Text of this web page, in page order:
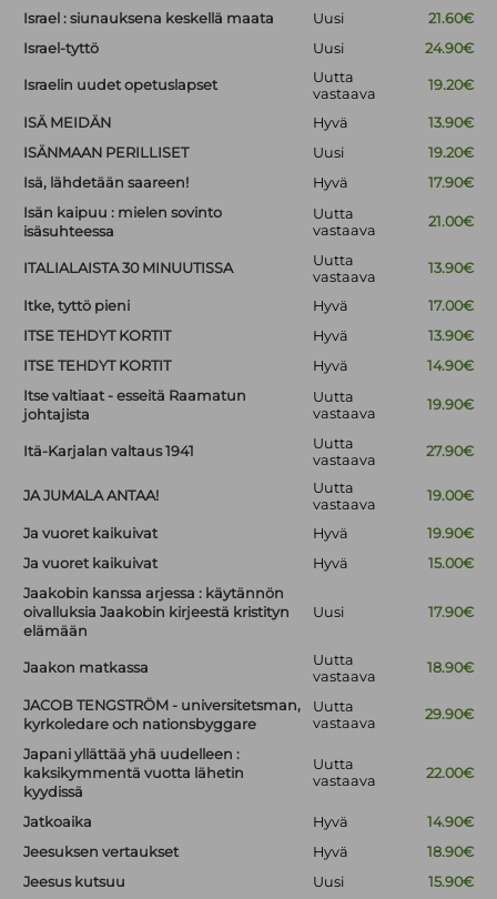
Israel : siunauksena keskellä maata Uusi
21.60€
Israel-tyttö
Uusi 24.90€
Israelin uudet opetuslapset
Uutta
vastaava
19.20€
ISÄ MEIDÄN Hyvä
13.90€
ISÄNMAAN PERILLISET
Uusi
19.20€
Isä, lähdetään saareen!
Hyvä
17.90€
Isän kaipuu : mielen sovinto
isäsuhteessa
Uutta
vastaava
21.00€
ITALIALAISTA 30 MINUUTISSA
Uutta
vastaava
13.90€
Itke, tyttö pieni Hyvä
17.00€
ITSE TEHDYT KORTIT
Hyvä
13.90€
ITSE TEHDYT KORTIT
Hyvä
14.90€
Itse valtiaat - esseitä Raamatun
johtajista
Uutta
vastaava
19.90€
Itä-Karjalan valtaus 1941
Uutta
vastaava
27.90€
JA JUMALA ANTAA!
Uutta
vastaava
19.00€
Ja vuoret kaikuivat Hyvä
19.90€
Ja vuoret kaikuivat
Hyvä
15.00€
Jaakobin kanssa arjessa : käytännön
oivalluksia Jaakobin kirjeestä kristityn
elämään
Uusi 17.90€
Jaakon matkassa
Uutta
vastaava
18.90€
JACOB TENGSTRÖM - universitetsman,
kyrkoledare och nationsbyggare
Uutta
vastaava
29.90€
Japani yllättää yhä uudelleen :
kaksikymmentä vuotta lähetin
kyydissä
Uutta
vastaava
22.00€
Jatkoaika Hyvä
14.90€
Jeesuksen vertaukset
Hyvä
18.90€
Jeesus kutsuu
Uusi 15.90€